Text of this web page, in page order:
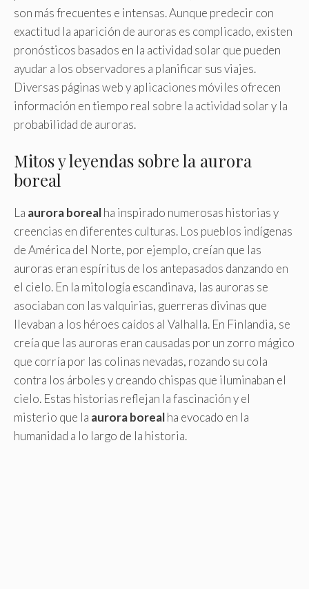
son más frecuentes e intensas. Aunque predecir con
exactitud la aparición de auroras es complicado, existen
pronósticos basados en la actividad solar que pueden
ayudar a los observadores a planificar sus viajes.
Diversas páginas web y aplicaciones móviles ofrecen
información en tiempo real sobre la actividad solar y la
probabilidad de auroras.
Mitos y leyendas sobre la aurora
boreal
La aurora borealha inspirado numerosas historias y
creencias en diferentes culturas. Los pueblos indígenas
de América del Norte, por ejemplo, creían que las
auroras eran espíritus de los antepasados danzando en
el cielo. En la mitología escandinava, las auroras se
asociaban con las valquirias, guerreras divinas que
llevaban a los héroes caídos al Valhalla. En Finlandia, se
creía que las auroras eran causadas por un zorro mágico
que corría por las colinas nevadas, rozando su cola
contra los árboles y creando chispas que iluminaban el
cielo. Estas historias reflejan la fascinación y el
misterio que la aurora borealha evocado en la
humanidad a lo largo de la historia.